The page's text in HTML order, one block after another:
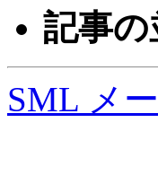
記事
SML メ